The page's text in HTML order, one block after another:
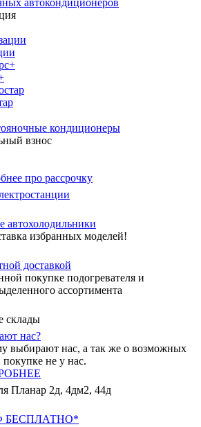
автокондиционеров
кондиционеры
взнос
про рассрочку
автохолодильники
избранных моделей!
доставкой
покупке подогревателя и
ассортимента
склады
нас?
выбирают нас, а так же о возможных
не у нас.
Планар 2д, 4дм2, 44д
БЕСПЛАТНО*